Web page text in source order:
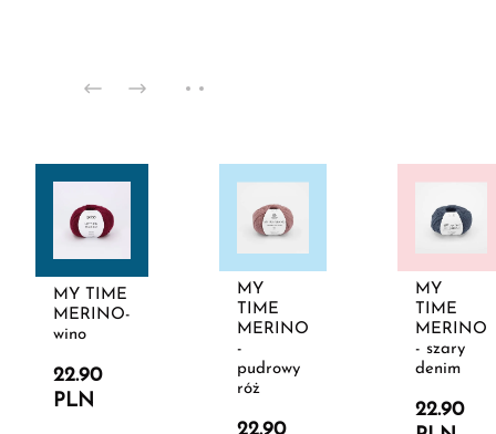
MY TIME
MERINO-
wino
22.90
PLN
MY
TIME
MERINO
-
pudrowy
róż
MY
TIME
MERINO
- szary
denim
22.90